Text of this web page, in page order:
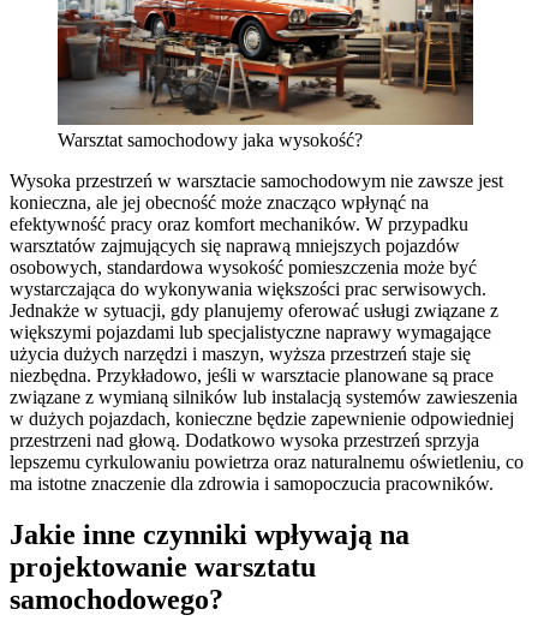
Warsztat samochodowy jaka wysokość?
Wysoka przestrzeń w warsztacie samochodowym nie zawsze jest
konieczna, ale jej obecność może znacząco wpłynąć na
efektywność pracy oraz komfort mechaników. W przypadku
warsztatów zajmujących się naprawą mniejszych pojazdów
osobowych, standardowa wysokość pomieszczenia może być
wystarczająca do wykonywania większości prac serwisowych.
Jednakże w sytuacji, gdy planujemy oferować usługi związane z
większymi pojazdami lub specjalistyczne naprawy wymagające
użycia dużych narzędzi i maszyn, wyższa przestrzeń staje się
niezbędna. Przykładowo, jeśli w warsztacie planowane są prace
związane z wymianą silników lub instalacją systemów zawieszenia
w dużych pojazdach, konieczne będzie zapewnienie odpowiedniej
przestrzeni nad głową. Dodatkowo wysoka przestrzeń sprzyja
lepszemu cyrkulowaniu powietrza oraz naturalnemu oświetleniu, co
ma istotne znaczenie dla zdrowia i samopoczucia pracowników.
Jakie inne czynniki wpływają na
projektowanie warsztatu
samochodowego?